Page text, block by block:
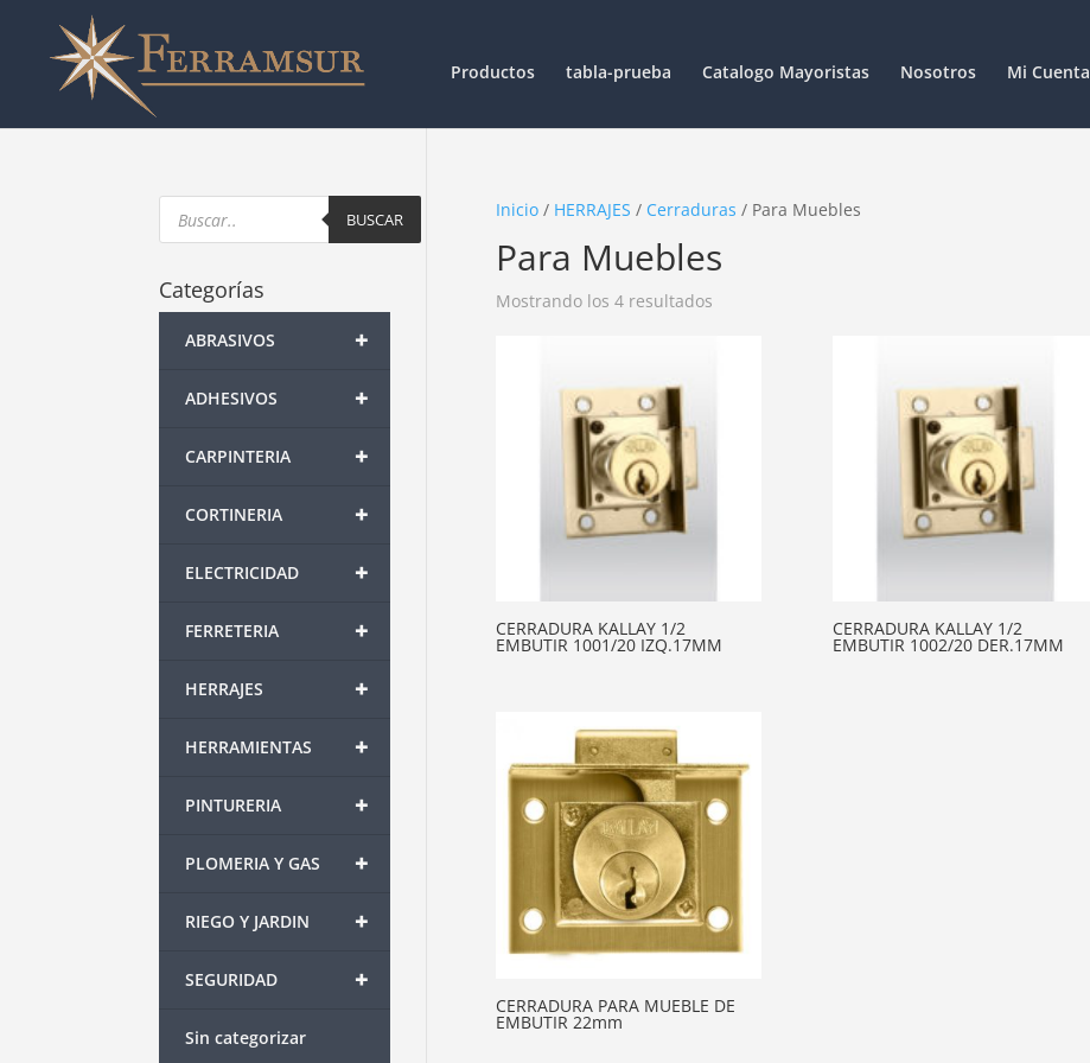
Productos tabla-prueba Catalogo Mayoristas Nosotros Mi Cuenta
Inicio/ HERRAJES / Cerraduras / Para Muebles
Para Muebles
Mostrando los 4 resultados
CERRADURA KALLAY 1/2
EMBUTIR 1001/20 IZQ.17MM
CERRADURA KALLAY 1/2
EMBUTIR 1002/20 DER.17MM
CERRADURA PARA MUEBLE DE
EMBUTIR 22mm
Products
search BUSCAR
Categorías
+
ABRASIVOS
+
ADHESIVOS
+
CARPINTERIA
+
CORTINERIA
+
ELECTRICIDAD
+
FERRETERIA
+
HERRAJES
+
HERRAMIENTAS
+
PINTURERIA
+
PLOMERIA Y GAS
+
RIEGO Y JARDIN
+
SEGURIDAD
Sin categorizar